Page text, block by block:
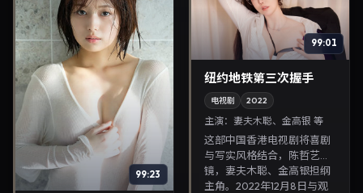
99:23
99:01
纽约地铁第三次握手
电视剧 2022
主演：妻夫木聪、金高银 等
这部中国香港电视剧将喜剧
与写实风格结合，陈哲艺掌
镜，妻夫木聪、金高银担纲
主角。2022年12月8日与观